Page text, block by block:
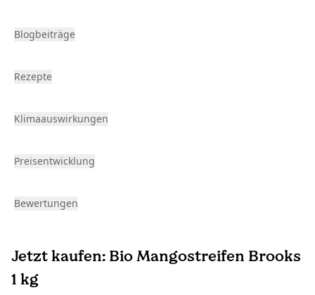
Blogbeiträge
Rezepte
Klimaauswirkungen
Preisentwicklung
Bewertungen
Jetzt kaufen: Bio Mangostreifen Brooks
1 kg